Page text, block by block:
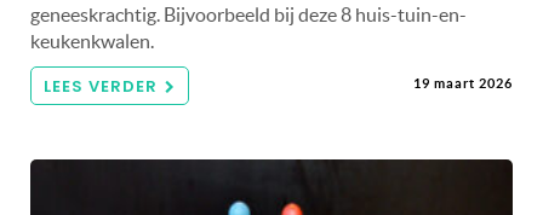
geneeskrachtig. Bijvoorbeeld bij deze 8 huis-tuin-en-
keukenkwalen.
LEES VERDER 19 maart 2026